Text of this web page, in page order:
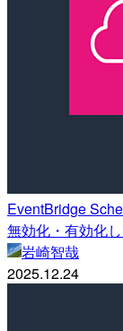
EventBridge
無効化・有効化
岩崎智哉
2025.12.24